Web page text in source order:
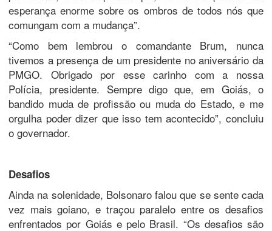
esperança enorme sobre os ombros de todos nós que
comungam com a mudança”.
“Como bem lembrou o comandante Brum, nunca
tivemos a presença de um presidente no aniversário da
PMGO. Obrigado por esse carinho com a nossa
Polícia, presidente. Sempre digo que, em Goiás, o
bandido muda de profissão ou muda do Estado, e me
orgulha poder dizer que isso tem acontecido”, concluiu
o governador.
Desafios
Ainda na solenidade, Bolsonaro falou que se sente cada
vez mais goiano, e traçou paralelo entre os desafios
enfrentados por Goiás e pelo Brasil. “Os desafios são